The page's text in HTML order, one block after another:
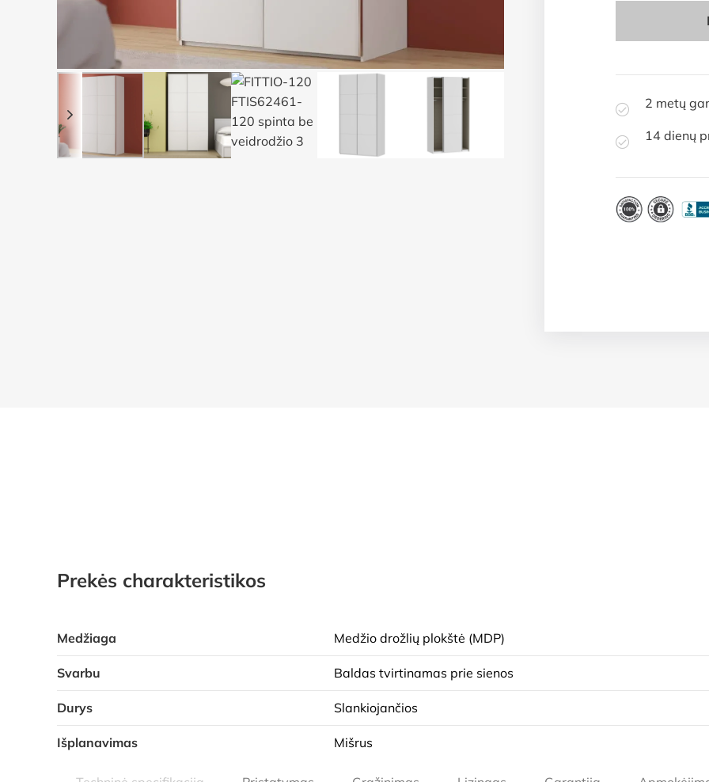
2 metų
14 dienų
Prekės charakteristikos
Medžiaga Medžio drožlių plokštė (MDP)
Svarbu Baldas tvirtinamas prie sienos
Durys Slankiojančios
Išplanavimas Mišrus